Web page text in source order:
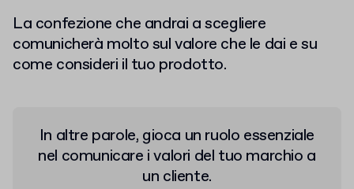
La confezione che andrai a scegliere
comunicherà molto sul valore che le dai e su
come consideri il tuo prodotto.
In altre parole, gioca un ruolo essenziale
nel comunicare i valori del tuo marchio a
un cliente.